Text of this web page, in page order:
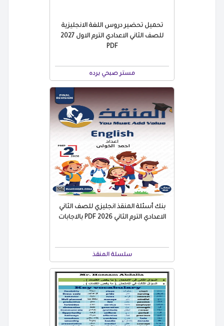
تحميل تحضير دروس اللغة الانجليزية
للصف الثاني الاعدادي الترم الاول 2027
PDF
مستر صبحي برده
بنك أسئلة المنقذ انجليزي للصف الثاني
الاعدادي الترم الثاني 2026 PDF بالاجابات
سلسلة المنقذ